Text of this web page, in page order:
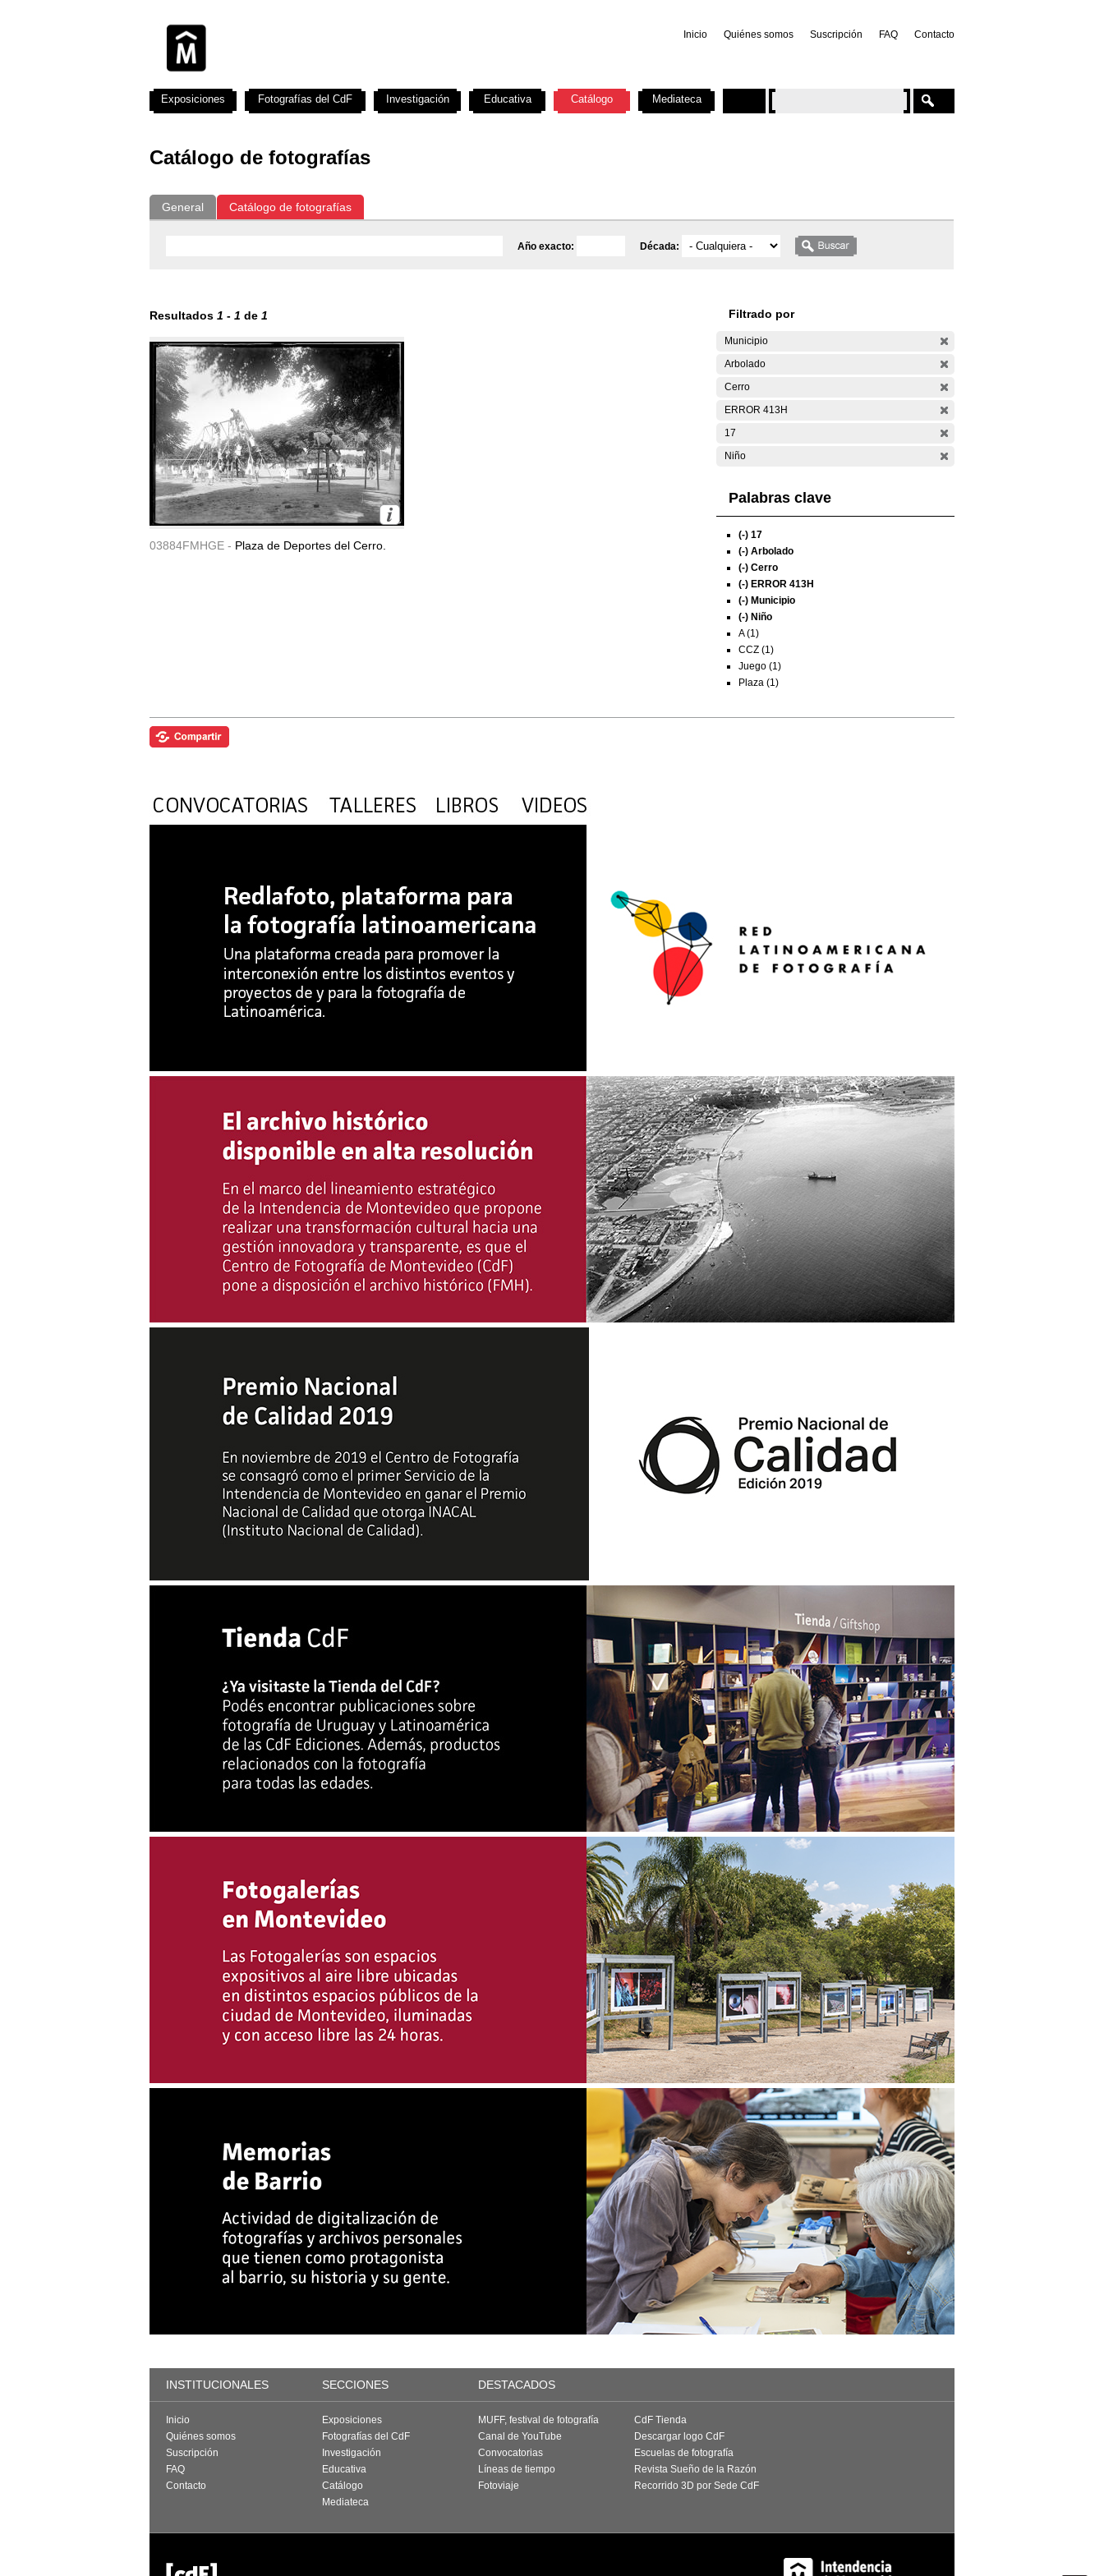
Inicio Quiénes somos Suscripción FAQ Contacto
Catálogo de fotografías
General Catálogo de fotografías
Año exacto: Década:
Resultados 1 - 1 de 1
03884FMHGE - Plaza de Deportes del Cerro.
Filtrado por
Municipio
Arbolado
Cerro
ERROR 413H
17
Niño
Palabras clave
(-) 17
(-) Arbolado
(-) Cerro
(-) ERROR 413H
(-) Municipio
(-) Niño
A (1)
CCZ (1)
Juego (1)
Plaza (1)
Exposiciones Fotografías del CdF Investigación Educativa Catálogo Mediateca
INSTITUCIONALES SECCIONES DESTACADOS
Inicio
Quiénes somos
Suscripción
FAQ
Contacto
Exposiciones
Fotografías del CdF
Investigación
Educativa
Catálogo
Mediateca
MUFF, festival de fotografía
Canal de YouTube
Convocatorias
Líneas de tiempo
Fotoviaje
CdF Tienda
Descargar logo CdF
Escuelas de fotografía
Revista Sueño de la Razón
Recorrido 3D por Sede CdF